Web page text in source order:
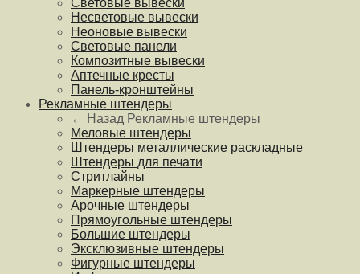
Несветовые вывески
Неоновые вывески
Световые панели
Композитные вывески
Аптечные кресты
Панель-кронштейны
Рекламные штендеры
← Назад Рекламные штендеры
Меловые штендеры
Штендеры металлические раскладные
Штендеры для печати
Стритлайны
Маркерные штендеры
Арочные штендеры
Прямоугольные штендеры
Большие штендеры
Эксклюзивные штендеры
Фигурные штендеры